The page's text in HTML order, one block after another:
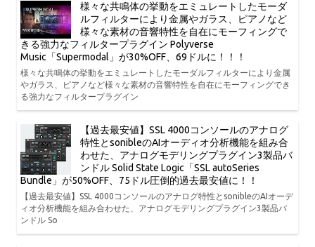
様々な共鳴体の挙動をエミュレートしたモーダ
ルフィルターにより金属やガラス、ピアノなど
様々な素材の音響特性を自在にモーフィングで
きる強力なフィルタープラグイン Polyverse
Music「Supermodal」が30%OFF、69ドルに！！！
様々な共鳴体の挙動をエミュレートしたモーダルフィルターにより金属
やガラス、ピアノなど様々な素材の音響特性を自在にモーフィングでき
る強力なフィルタープラグイン
【過去最安値】SSL 4000コンソールのアナログ
特性とsonibleのAIオーディオ分析機能を組み合
わせた、アナログモデリングプラグイン3製品バ
ンドル Solid State Logic「SSL autoSeries
Bundle」が50%OFF、75ドル圧倒的過去最安値に！！
【過去最安値】SSL 4000コンソールのアナログ特性とsonibleのAIオーデ
ィオ分析機能を組み合わせた、アナログモデリングプラグイン3製品バ
ンドル So